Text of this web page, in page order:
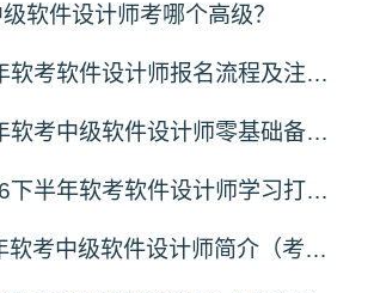
软件设计师考哪个高级？
2026下半年软考软件设计师报名流程及注意事项
2026下半年软考中级软件设计师零基础备考建议
希赛网2026下半年软考软件设计师学习打卡表
2026下半年软考中级软件设计师简介（考试重点+范围）